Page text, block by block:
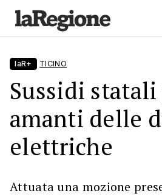
laR+ TICINO
Sussidi
amanti delle
elettriche
Attuata una mozione